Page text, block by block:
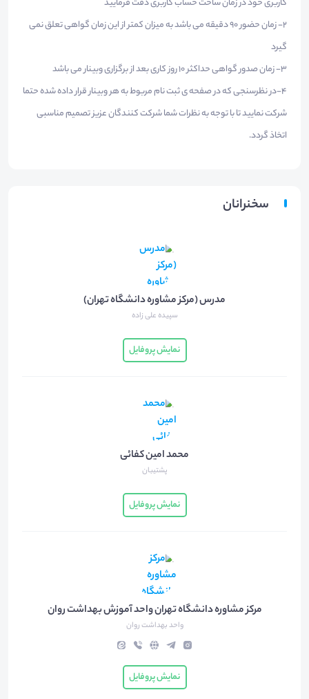
کاربری خود در زمان ساخت حساب کاربری دقت فرمایید
2- زمان حضور 90 دقیقه می باشد به میزان کمتر از این زمان گواهی تعلق نمی
گیرد
3- زمان صدور گواهی حداکثر 10 روز کاری بعد از برگزاری وبینار می باشد
4-در نظرسنجی که در صفحه ی ثبت نام مربوط به هر وبینار قرار داده شده حتما
شرکت نمایید تا با توجه به نظرات شما شرکت کنندگان عزیز تصمیم مناسبی
اتخاذ گردد.
سخنرانان
مدرس (مرکز مشاوره دانشگاه تهران)
سپیده علی زاده
نمایش پروفایل
محمد امین کفائی
پشتیبان
نمایش پروفایل
مرکز مشاوره دانشگاه تهران واحد آموزش بهداشت روان
واحد بهداشت روان
نمایش پروفایل